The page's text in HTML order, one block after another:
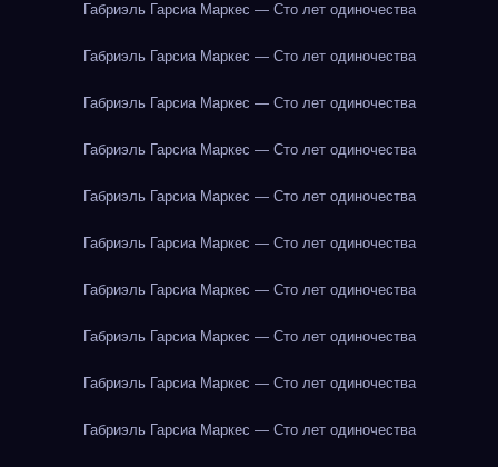
Габриэль Гарсиа Маркес — Сто лет одиночества
Габриэль Гарсиа Маркес — Сто лет одиночества
Габриэль Гарсиа Маркес — Сто лет одиночества
Габриэль Гарсиа Маркес — Сто лет одиночества
Габриэль Гарсиа Маркес — Сто лет одиночества
Габриэль Гарсиа Маркес — Сто лет одиночества
Габриэль Гарсиа Маркес — Сто лет одиночества
Габриэль Гарсиа Маркес — Сто лет одиночества
Габриэль Гарсиа Маркес — Сто лет одиночества
Габриэль Гарсиа Маркес — Сто лет одиночества